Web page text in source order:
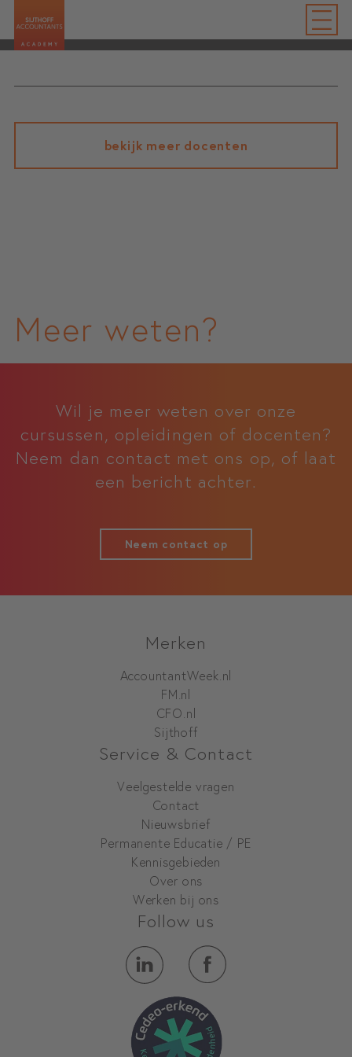
bekijk meer docenten
Meer weten?
Wil je meer weten over onze
cursussen, opleidingen of docenten?
Neem dan contact met ons op, of laat
een bericht achter.
Neem contact op
Merken
AccountantWeek.nl
FM.nl
CFO.nl
Sijthoff
Service & Contact
Veelgestelde vragen
Contact
Nieuwsbrief
Permanente Educatie / PE
Kennisgebieden
Over ons
Werken bij ons
Follow us